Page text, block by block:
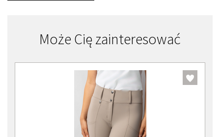
Może Cię zainteresować